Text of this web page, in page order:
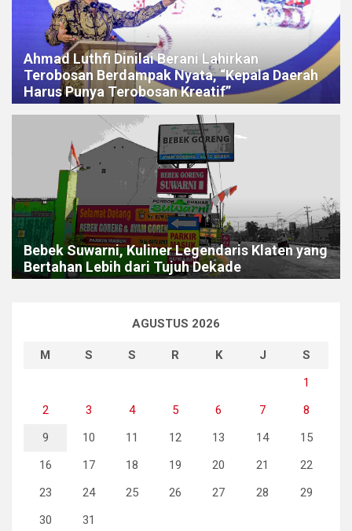
Ahmad Luthfi Dinilai Berani Lahirkan
Terobosan Berdampak Nyata, “Kepala Daerah
Harus Punya Terobosan Kreatif”
Bebek Suwarni, Kuliner Legendaris Klaten yang
Bertahan Lebih dari Tujuh Dekade
AGUSTUS 2026
M S S R K J
S
1
2
3 4 5 6 7
8
9
10 11 12 13 14
15
16
17 18 19 20 21
22
23
24 25 26 27 28
29
30
31